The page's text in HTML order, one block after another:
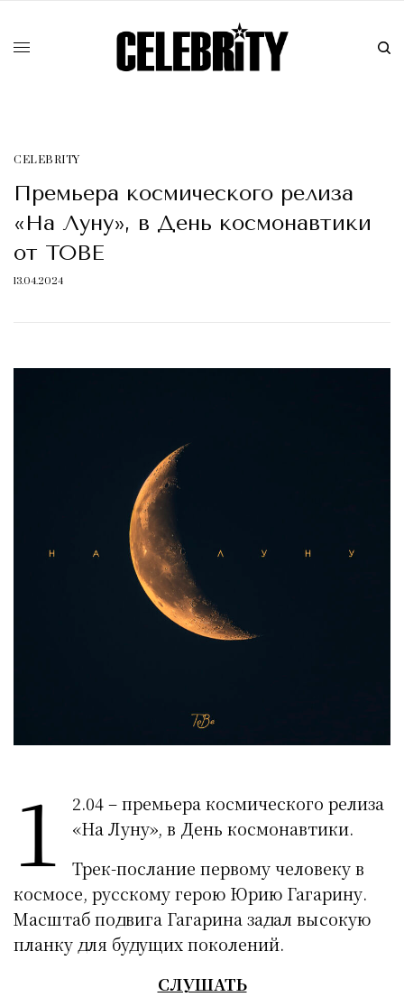
CELEBRITY
Премьера космического релиза
«На Луну», в День космонавтики
от TOBE
13.04.2024
1
2.04 – премьера космического релиза
«На Луну», в День космонавтики.
Трек-послание первому человеку в
космосе, русскому герою Юрию Гагарину.
Масштаб подвига Гагарина задал высокую
планку для будущих поколений.
СЛУШАТЬ